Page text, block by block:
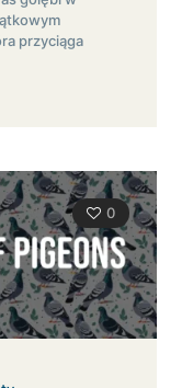
przyciąga
0